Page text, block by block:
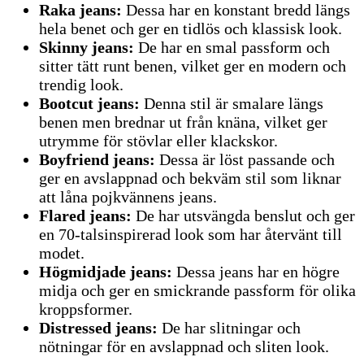
Raka jeans: Dessa har en konstant bredd längs
hela benet och ger en tidlös och klassisk look.
Skinny jeans: De har en smal passform och
sitter tätt runt benen, vilket ger en modern och
trendig look.
Bootcut jeans: Denna stil är smalare längs
benen men brednar ut från knäna, vilket ger
utrymme för stövlar eller klackskor.
Boyfriend jeans: Dessa är löst passande och
ger en avslappnad och bekväm stil som liknar
att låna pojkvännens jeans.
Flared jeans: De har utsvängda benslut och ger
en 70-talsinspirerad look som har återvänt till
modet.
Högmidjade jeans: Dessa jeans har en högre
midja och ger en smickrande passform för olika
kroppsformer.
Distressed jeans: De har slitningar och
nötningar för en avslappnad och sliten look.